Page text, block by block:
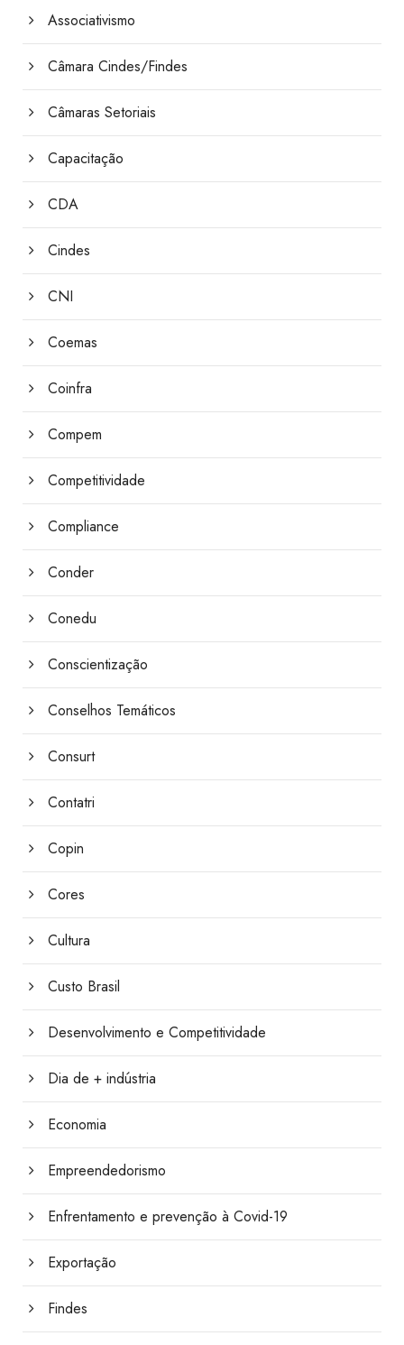
Associativismo
Câmara Cindes/Findes
Câmaras Setoriais
Capacitação
CDA
Cindes
CNI
Coemas
Coinfra
Compem
Competitividade
Compliance
Conder
Conedu
Conscientização
Conselhos Temáticos
Consurt
Contatri
Copin
Cores
Cultura
Custo Brasil
Desenvolvimento e Competitividade
Dia de + indústria
Economia
Empreendedorismo
Enfrentamento e prevenção à Covid-19
Exportação
Findes